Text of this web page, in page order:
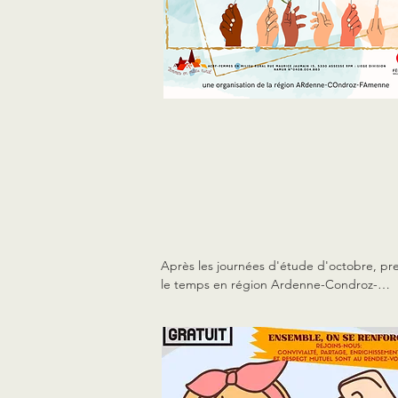
Après les journées d'étude d'octobre,
le temps en région Ardenne-Condroz-
Le 3 mars, rendez-vous au Domaine de
Farnières (Grand-Halleux) pour des
témoignages, conférences, quizz et